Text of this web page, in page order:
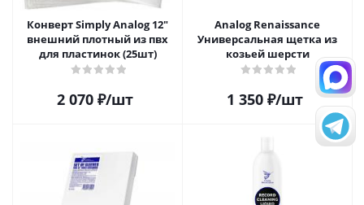
Конверт Simply Analog 12"
внешний плотный из пвх
для пластинок (25шт)
2 070₽/шт
Analog Renaissance
Универсальная щетка из
козьей шерсти
1 350₽/шт